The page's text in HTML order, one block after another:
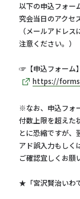
以下の申込フォー
究会当日のアクセ
（メールアドレ
注意ください。）
☞【申込フォーム】
https://
※なお、申込フォ
付数上限を超えた
とに恐縮ですが、
アド誤入力もしく
ご確認宜しくお願
★「宮沢賢治いわ